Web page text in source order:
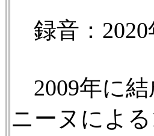
録音：2020
2009年に結
ニーヌによ